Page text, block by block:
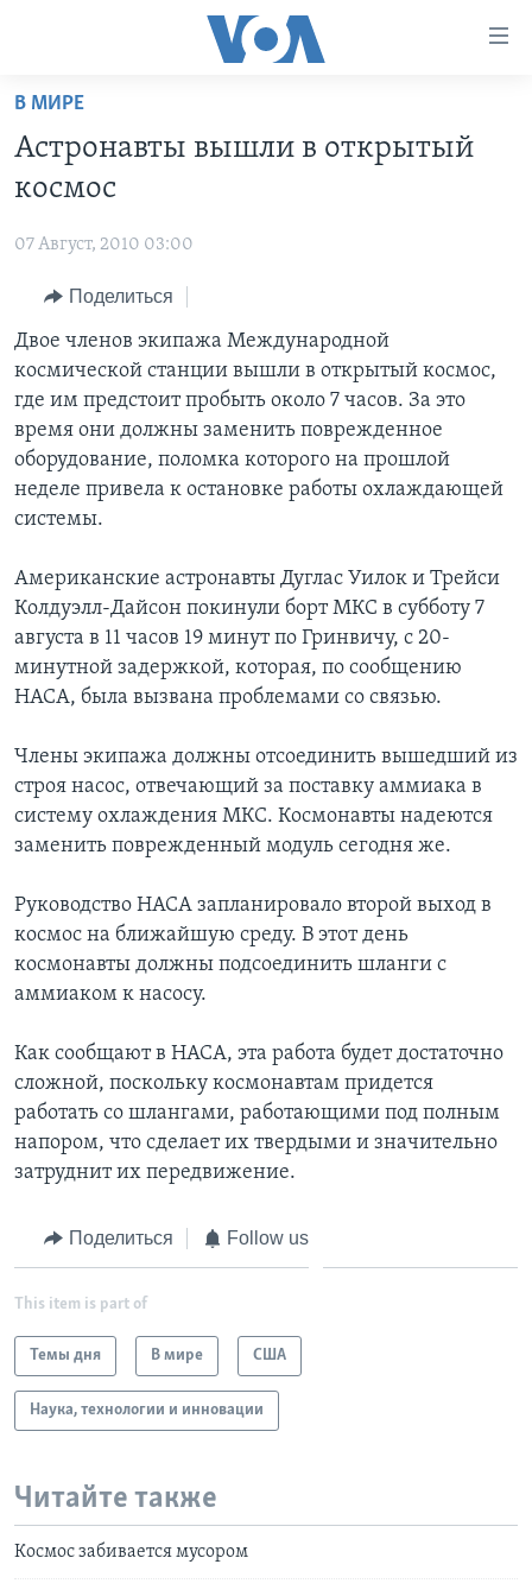
Перейти
основной
контент
навигации
Перейти
поиск
ПРОГРАММЫ
НОВОСТИ ЗА МИНУТУ
ИТОГИ
ПОЧЕМУ ЭТО ВАЖНО?
ДЕТАЛИ
НЬЮ-ЙОРК NEW YORK
АМЕРИКА. БОЛЬШОЕ ПУТЕШЕСТВИЕ
УЧИМ АНГЛИЙСКИЙ
НАША АМЕРИКАНСКАЯ ИСТОРИЯ
А КАК В АМЕРИКЕ?
АМЕРИКАНСКИЕ ГОРОДКИ
ТЕСТЫ
ЭКСПЕРТИЗА
ИНТЕРВЬЮ
ФАКТЫ ПРОТИВ ФЕЙКОВ
ЗА СВОБОДУ ПРЕССЫ
УЧИМ АНГЛИЙСКИЙ
ВИДЕО
ПОДПИСКА НА НОВОСТИ
Learning English
СОЦИАЛЬНЫЕ СЕТИ
Языки
В МИРЕ
Астронавты вышли в открытый
космос
07 Август, 2010 03:00
Поделиться
Двое членов экипажа Международной
космической станции вышли в открытый космос,
где им предстоит пробыть около 7 часов. За это
время они должны заменить поврежденное
оборудование, поломка которого на прошлой
неделе привела к остановке работы охлаждающей
системы.
Американские астронавты Дуглас Уилок и Трейси
Колдуэлл-Дайсон покинули борт МКС в субботу 7
августа в 11 часов 19 минут по Гринвичу, с 20-
минутной задержкой, которая, по сообщению
НАСА, была вызвана проблемами со связью.
Члены экипажа должны отсоединить вышедший из
строя насос, отвечающий за поставку аммиака в
систему охлаждения МКС. Космонавты надеются
заменить поврежденный модуль сегодня же.
Руководство НАСА запланировало второй выход в
космос на ближайшую среду. В этот день
космонавты должны подсоединить шланги с
аммиаком к насосу.
Как сообщают в НАСА, эта работа будет достаточно
сложной, поскольку космонавтам придется
работать со шлангами, работающими под полным
напором, что сделает их твердыми и значительно
затруднит их передвижение.
Поделиться Follow us
This item is part of
Темы дня В мире США
Наука, технологии и инновации
Читайте также
Космос забивается мусором